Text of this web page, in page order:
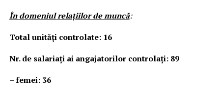
În domeniul relaţiilor de muncă:
Total unităţi controlate: 16
Nr. de salariați ai angajatorilor controlați: 89
– femei: 36